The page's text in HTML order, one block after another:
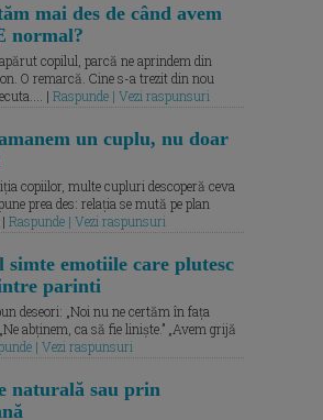
mai des de când avem
normal?
copilul, parcă ne aprindem din
O remarcă. Cine s-a trezit din nou
| Raspunde | Vezi raspunsuri
un cuplu, nu doar
copiilor, multe cupluri descoperă ceva
prea des: relația se mută pe plan
Raspunde | Vezi raspunsuri
simte emotiile care plutesc
parinti
deseori: „Noi nu ne certăm în fața
abținem, ca să fie liniște.” „Avem grijă
| Vezi raspunsuri
naturală sau prin